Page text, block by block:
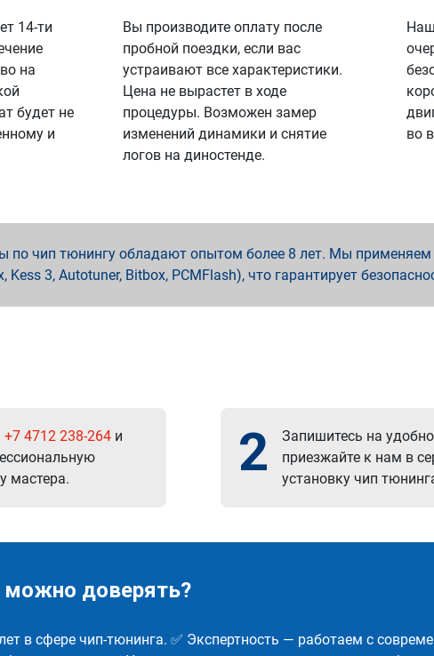
14-ти
на
будет не
и
Вы производите оплату после
пробной поездки, если вас
устраивают все характеристики.
Цена не вырастет в ходе
процедуры. Возможен замер
изменений динамики и снятие
логов на диностенде.
во
по чип тюнингу обладают опытом более 8 лет. Мы применяем
Kess 3, Autotuner, Bitbox, PCMFlash), что гарантирует
+7 4712 238-264 и
мастера.
2
Запишитесь на
приезжайте к нам в
установку чип
доверять?
в сфере чип-тюнинга. ✅ Экспертность — работаем с